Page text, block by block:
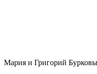
Мария и Григорий Бурковы